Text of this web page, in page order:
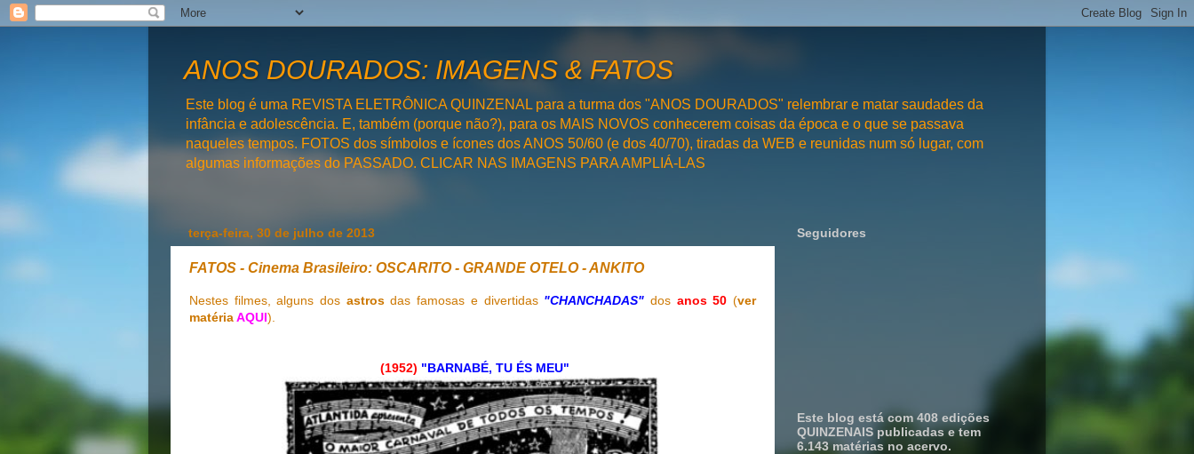
ANOS DOURADOS: IMAGENS & FATOS
Este blog é uma REVISTA ELETRÔNICA QUINZENAL para a turma dos "ANOS DOURADOS" relembrar e matar saudades da
infância e adolescência. E, também (porque não?), para os MAIS NOVOS conhecerem coisas da época e o que se passava
naqueles tempos. FOTOS dos símbolos e ícones dos ANOS 50/60 (e dos 40/70), tiradas da WEB e reunidas num só lugar, com
algumas informações do PASSADO. CLICAR NAS IMAGENS PARA AMPLIÁ-LAS
terça-feira, 30 de julho de 2013
FATOS - Cinema Brasileiro: OSCARITO - GRANDE OTELO - ANKITO
Nestes filmes, alguns dos astrosdas famosas e divertidas "CHANCHADAS" dos anos 50 (ver
matériaAQUI).
(1952) "BARNABÉ, TU ÉS MEU"
Seguidores
Este blog está com 408 edições
QUINZENAIS publicadas e tem
6.143 matérias no acervo.